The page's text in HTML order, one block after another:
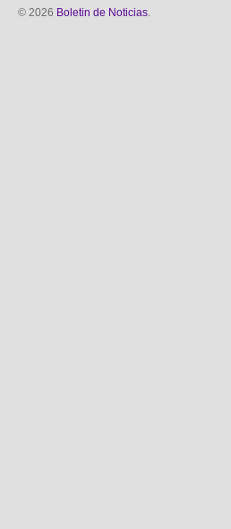
© 2026 Boletin de Noticias.